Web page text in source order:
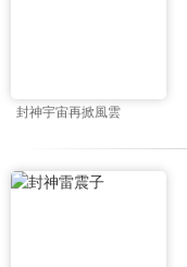
封神宇宙再掀風雲